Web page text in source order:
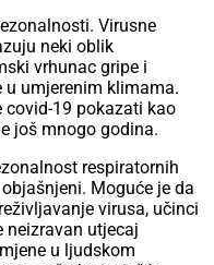
Virusne
neki oblik
vrhunac gripe i
u umjerenim klimama.
covid-19 pokazati kao
još mnogo godina.
respiratornih
Moguće je da
virusa, učinci
neizravan utjecaj
u ljudskom